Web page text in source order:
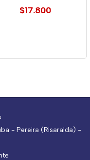
$17.800
- Pereira (Risaralda) -